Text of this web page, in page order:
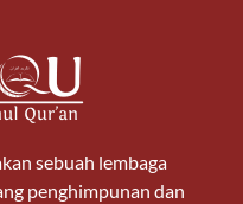
sebuah lembaga
penghimpunan dan